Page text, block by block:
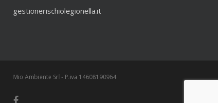
gestionerischiolegionella.it
Mio Ambiente Srl - P.iva 14608190964
facebook